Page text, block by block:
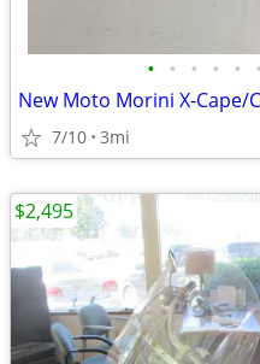
• • • • • •
New Moto Morini X-Cape/
7/10 3mi
$2,495